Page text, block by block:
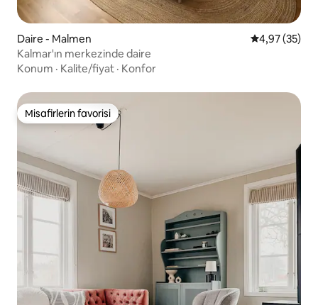
Daire - Malmen 5 üzerinden
4,97 (35)
Kalmar'ın merkezinde daire
Konum · Kalite/fiyat · Konfor
Misafirlerin favorisi
Misafirlerin favorisi